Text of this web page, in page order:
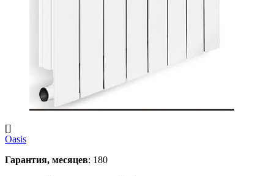
[]
Oasis
Гарантия, месяцев: 180